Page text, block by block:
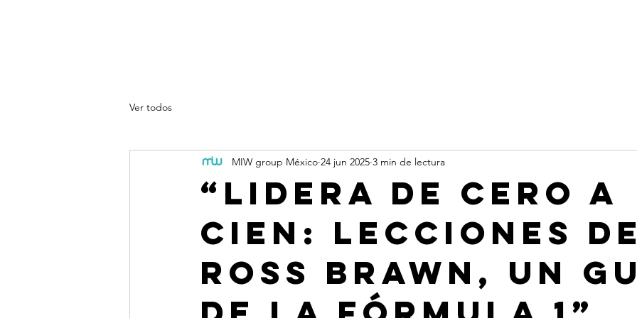
Ver todos
“Lidera de cero a
cien: Lecciones de
Ross Brawn, un
MIW group México 24 jun 2025 3 min de lectura